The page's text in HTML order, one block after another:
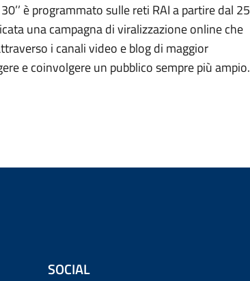
è programmato sulle reti RAI a partire dal 25
una campagna di viralizzazione online che
i canali video e blog di maggior
e coinvolgere un pubblico sempre più ampio.
SOCIAL